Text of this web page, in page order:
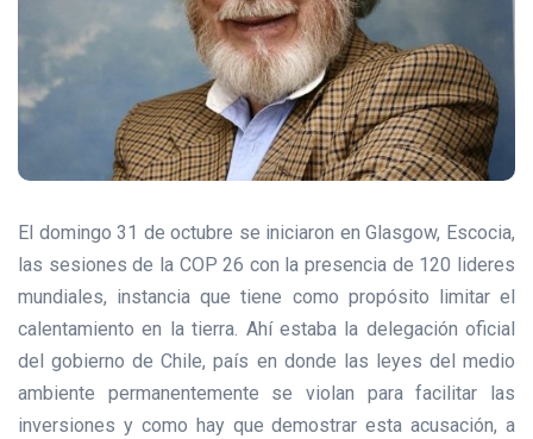
El domingo 31 de octubre se iniciaron en Glasgow, Escocia,
las sesiones de la COP 26 con la presencia de 120 lideres
mundiales, instancia que tiene como propósito limitar el
calentamiento en la tierra. Ahí estaba la delegación oficial
del gobierno de Chile, país en donde las leyes del medio
ambiente permanentemente se violan para facilitar las
inversiones y como hay que demostrar esta acusación, a